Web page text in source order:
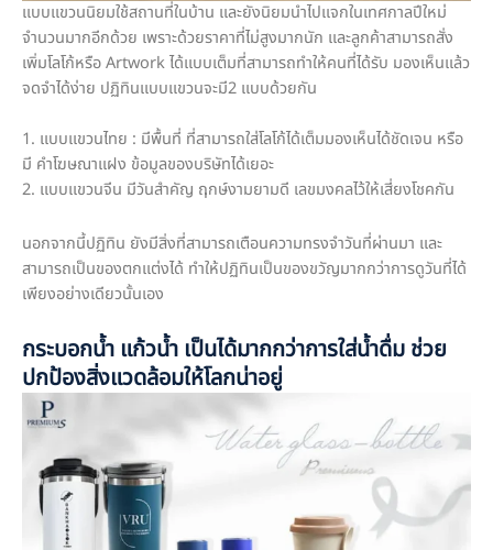
แบบแขวนนิยมใช้สถานที่ในบ้าน และยังนิยมนำไปแจกในเทศกาลปีใหม่
จำนวนมากอีกด้วย เพราะด้วยราคาที่ไม่สูงมากนัก และลูกค้าสามารถสั่ง
เพิ่มโลโก้หรือ Artwork ได้แบบเต็มที่สามารถทำให้คนที่ได้รับ มองเห็นแล้ว
จดจำได้ง่าย ปฏิทินแบบแขวนจะมี2 แบบด้วยกัน
1. แบบแขวนไทย : มีพื้นที่ ที่สามารถใส่โลโก้ได้เต็มมองเห็นได้ชัดเจน หรือ
มี คำโฆษณาแฝง ข้อมูลของบริษัทได้เยอะ
2. แบบแขวนจีน มีวันสำคัญ ฤกษ์งามยามดี เลขมงคลไว้ให้เสี่ยงโชคกัน
นอกจากนี้ปฏิทิน ยังมีสิ่งที่สามารถเตือนความทรงจำวันที่ผ่านมา และ
สามารถเป็นของตกแต่งได้ ทำให้ปฏิทินเป็นของขวัญมากกว่าการดูวันที่ได้
เพียงอย่างเดียวนั้นเอง
กระบอกน้ำ แก้วน้ำ เป็นได้มากกว่าการใส่น้ำดื่ม ช่วย
ปกป้องสิ่งแวดล้อมให้โลกน่าอยู่